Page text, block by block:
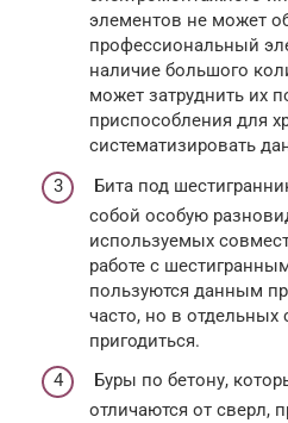
элементов не может
профессиональный
наличие большого
может затруднить их
приспособления для
систематизировать
Бита под
собой особую
используемых
работе с
пользуются данным
часто, но в
пригодиться.
Буры по бетону,
отличаются от сверл,